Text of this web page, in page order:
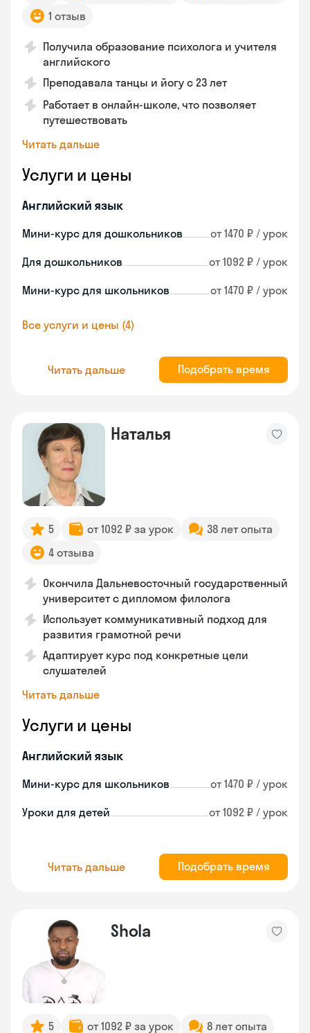
1 отзыв
Получила образование психолога и учителя
английского
Преподавала танцы и йогу с 23 лет
Работает в онлайн-школе, что позволяет
путешествовать
Читать дальше
Услуги и цены
Английский язык
Мини-курс для дошкольников от 1470 ₽ / урок
Для дошкольников от 1092 ₽ / урок
Мини-курс для школьников от 1470 ₽ / урок
Все услуги и цены (4)
Читать дальше Подобрать время
Наталья
5 от 1092 ₽ за урок
38 лет опыта
4 отзыва
Окончила Дальневосточный государственный
университет с дипломом филолога
Использует коммуникативный подход для
развития грамотной речи
Адаптирует курс под конкретные цели
слушателей
Читать дальше
Услуги и цены
Английский язык
Мини-курс для школьников от 1470 ₽ / урок
Уроки для детей от 1092 ₽ / урок
Читать дальше Подобрать время
Shola
5 от 1092 ₽ за урок 8 лет опыта